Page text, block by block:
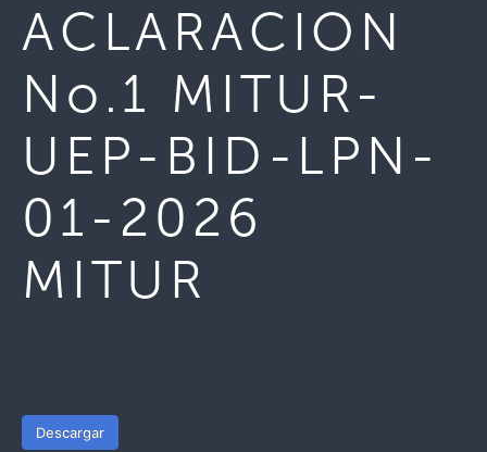
ACLARACION
No.1 MITUR-
UEP-BID-LPN-
01-2026
MITUR
Descargar